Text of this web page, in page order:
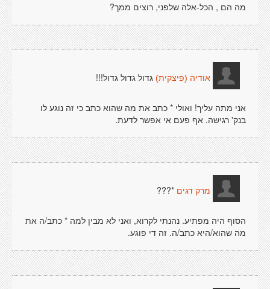
מה הם , הכל-אלה שלפני, רוצים ממך?
אודיה (פיצקית) גדול גדול גדול!!!
אני מתה עליך! ואולי * כתב את מה שהוא כתב כי זה נוגע לו
בנק' רגישה. אף פעם אי אפשר לדעת.
מרק דגים *???
הסוף היה מפתיע. נהנתי לקרוא, ואני לא מבין למה * כתב/ה את
מה שהוא/היא כתב/ה. זה די פוגע.